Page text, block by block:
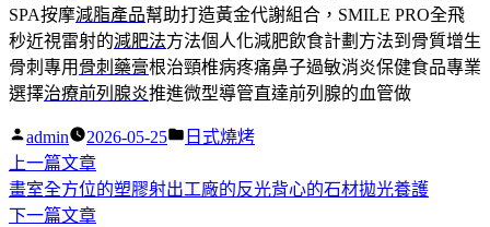
SPA按摩減脂產品幫助打造黃金代謝組合，SMILE PRO全飛
秒近視雷射的減肥法方法個人化減肥飲食計劃方法到骨質增生
骨刺專用 骨刺藥膏根治頸椎病疼痛鼻子過敏消炎保健食品專業
選擇治療前列腺炎推進微型導管直達前列腺的血管做
作
者:
admin 2026-05-25
分
日式燒烤
文
章
上一篇文章下
一
篇
畫室全方位的塑膠射出工廠的反光背心的石材拋光養護
下一篇文章下